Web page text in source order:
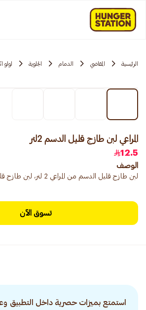
الرئيسية المقاضي الدمام الجلوية لولو
المراعي لبن طازج قليل الدسم 2لتر
12.5
الوصف
لبن طازج قليل الدسم من المراعي 2 لتر، لبن طازج قليل الدسم وصحي.
تسوق الآن
استمتع بميزات حصرية داخل التطبيق